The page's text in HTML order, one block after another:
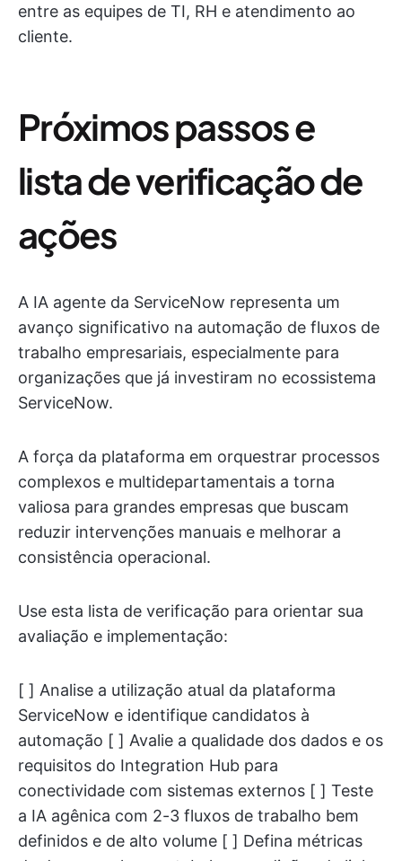
entre as equipes de TI, RH e atendimento ao
cliente.
Próximos passos e
lista de verificação de
ações
A IA agente da ServiceNow representa um
avanço significativo na automação de fluxos de
trabalho empresariais, especialmente para
organizações que já investiram no ecossistema
ServiceNow.
A força da plataforma em orquestrar processos
complexos e multidepartamentais a torna
valiosa para grandes empresas que buscam
reduzir intervenções manuais e melhorar a
consistência operacional.
Use esta lista de verificação para orientar sua
avaliação e implementação:
[ ] Analise a utilização atual da plataforma
ServiceNow e identifique candidatos à
automação [ ] Avalie a qualidade dos dados e os
requisitos do Integration Hub para
conectividade com sistemas externos [ ] Teste
a IA agênica com 2-3 fluxos de trabalho bem
definidos e de alto volume [ ] Defina métricas